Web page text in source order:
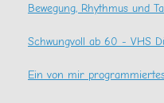
Bewegung, Rhythmus und
Schwungvoll ab 60 - VHS
Ein von mir